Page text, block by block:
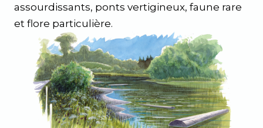
assourdissants, ponts vertigineux, faune rare
et flore particulière.